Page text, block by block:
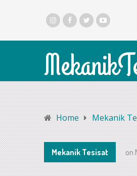
Home Mekanik
Mekanik Tesisat on